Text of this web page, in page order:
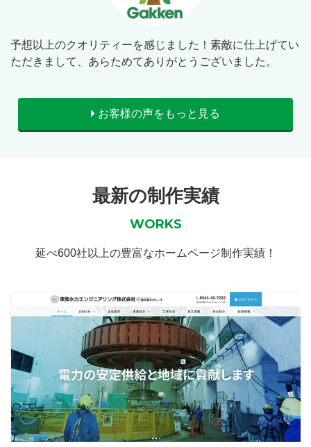
予想以上のクオリティーを感じました！素敵に仕上げてい
ただきまして、あらためてありがとうございました。
お客様の声をもっと見る
最新の制作実績
WORKS
延べ600社以上の豊富なホームページ制作実績！